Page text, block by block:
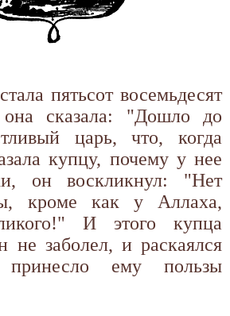
пятьсот восемьдесят
она сказала: "Дошло до
царь, что, когда
купцу, почему у нее
он воскликнул: "Нет
кроме как у Аллаха,
И этого купца
не заболел, и раскаялся
ему пользы